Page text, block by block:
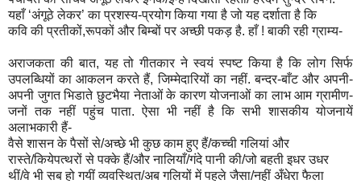
यहाँ ‘अंगूठे लेकर’ का प्रशस्य-प्रयोग किया गया है जो यह दर्शाता है कि
कवि की प्रतीकों,रूपकों और बिम्बों पर अच्छी पकड़ है. हाँ ! बाकी रही ग्राम्य-
अराजकता की बात, यह तो गीतकार ने स्वयं स्पष्ट किया है कि लोग सिर्फ
उपलब्धियों का आकलन करते हैं, जिम्मेदारियों का नहीं. बन्दर-बाँट और अपनी-
अपनी जुगत भिडाते छुटभैया नेताओं के कारण योजनाओं का लाभ आम ग्रामीण-
जनों तक नहीं पहुंच पाता. ऐसा भी नहीं है कि सभी शासकीय योजनायें
अलाभकारी हैं-
वैसे शासन के पैसों से/अच्छे भी कुछ काम हुए हैं/कच्ची गलियां और
रास्ते/कियेपत्थरों से पक्के हैं/और नालियाँ/गंदे पानी की/जो बहती इधर उधर
थीं/वे भी सब हो गयीं व्यवस्थित/अब गलियों में पहले जैसा/नहीं अँधेरा फैला